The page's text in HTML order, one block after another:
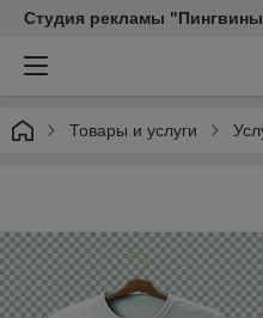
Студия рекламы
Товары и услуги